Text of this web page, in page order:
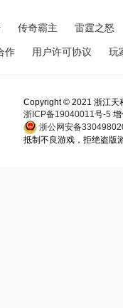
传奇霸主 雷霆之怒
作 用户许可协议 玩
Copyright © 2021 浙江天
浙ICP备19040011号-5
浙公网安备
抵制不良游戏，拒绝盗版